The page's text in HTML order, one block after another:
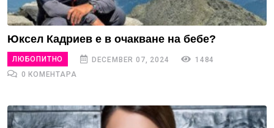
Юксел Кадриев е в очакване на бебе?
ЛЮБОПИТНО DECEMBER 07, 2024
1484
0 КОМЕНТАРА